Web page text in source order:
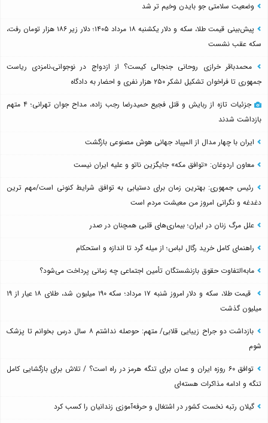
وضعیت سلامتی جو بایدن وخیم تر شد
پیش‌بینی قیمت طلا، سکه و دلار یکشنبه ۱۸ مرداد ۱۴۰۵؛ دلار زیر ۱۸۶ هزار تومان رفت،
سکه عقب نشست
محمدباقر خرازی روحانی جنجالی کیست؟ از ازدواج در نوجوانی،نامزدی ریاست
جمهوری تا فراخوان تشکیل لشکر ۲۵۰ هزار نفری و احضار به دادگاه
جزئیات تازه از ربایش و قتل فجیع حمیدرضا رجب زاده، مداح جوان تهرانی؛ ۴ متهم
بازداشت شدند
ایران با چهار مدال از المپیاد جهانی هوش مصنوعی بازگشت
معاون اردوغان: «توافق مکه» جایگزین ناتو و علیه ایران نیست
رئیس جمهوری: بهترین زمان برای دستیابی به توافق شرایط کنونی است/مهم ترین
دغدغه و نگرانی امروز من معیشت مردم است
علل مرگ زنان در ایران؛ بیماری‌های قلبی همچنان در صدر
راهنمای کامل خرید رگال لباس؛ از میله گرد تا اندازه و استحکام
مابه‌التفاوت حقوق بازنشستگان تأمین اجتماعی چه زمانی پرداخت می‌شود؟
قیمت طلا، سکه و دلار امروز شنبه ۱۷ مرداد؛ سکه ۱۹۰ میلیون شد، طلای ۱۸ عیار از ۱۹
میلیون گذشت
بازداشت دو جراح زیبایی قلابی/ متهم: حوصله نداشتم ۸ سال درس بخوانم تا پزشک
شوم
توافق ۶۰ روزه ایران و عمان برای تنگه هرمز در راه است؟ / تلاش برای بازگشایی کامل
تنگه و ادامه مذاکرات هسته‌ای
گیلان رتبه نخست کشور در اشتغال و حرفه‌آموزی زندانیان را کسب کرد